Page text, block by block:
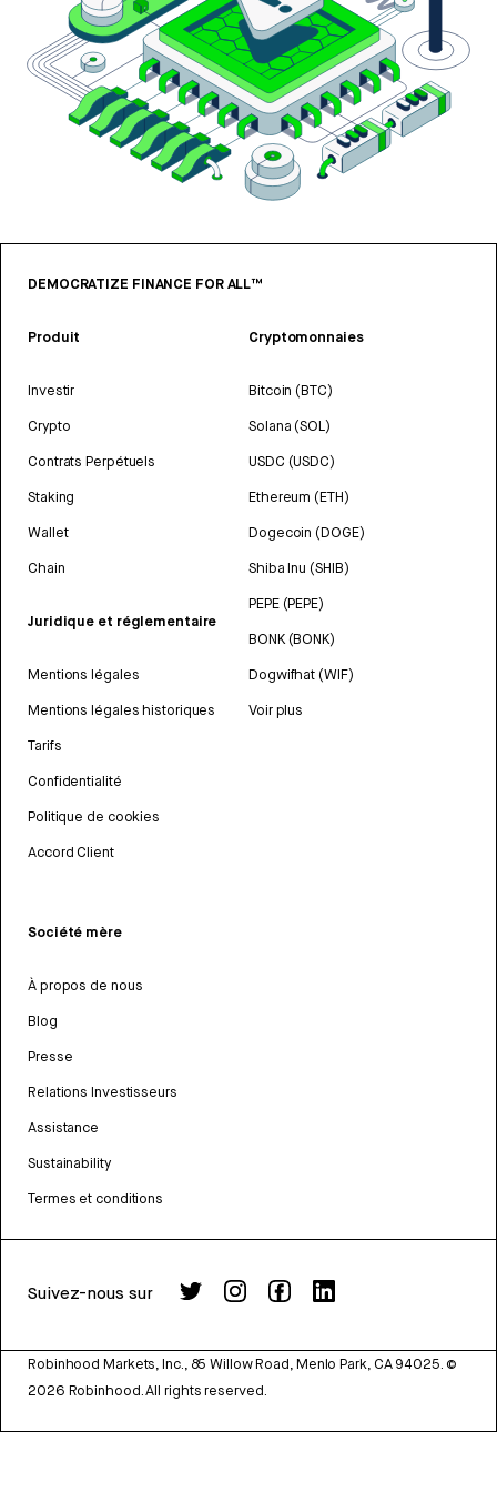
DEMOCRATIZE FINANCE FOR ALL™
Produit
Investir
Crypto
Contrats Perpétuels
Staking
Wallet
Chain
Juridique et réglementaire
Mentions légales
Mentions légales historiques
Tarifs
Confidentialité
Politique de cookies
Accord Client
Cryptomonnaies
Bitcoin (BTC)
Solana (SOL)
USDC (USDC)
Ethereum (ETH)
Dogecoin (DOGE)
Shiba Inu (SHIB)
PEPE (PEPE)
BONK (BONK)
Dogwifhat (WIF)
Voir plus
Société mère
À propos de nous
Blog
Presse
Relations Investisseurs
Assistance
Sustainability
Termes et conditions
Suivez-nous sur
Robinhood Markets, Inc., 85 Willow Road, Menlo Park, CA 94025. ©
2026 Robinhood. All rights reserved.